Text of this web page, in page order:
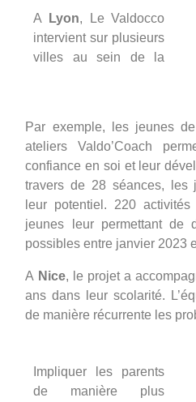
A Lyon, Le Valdocco
intervient sur plusieurs
villes au sein de la
Par exemple, les jeunes
ateliers Valdo’Coach
confiance en soi et leur
travers de 28 séances, les
leur potentiel. 220
jeunes leur permettant de
possibles entre janvier 2023
A Nice, le projet a
ans dans leur scolarité.
de manière récurrente les
Impliquer les parents
de manière plus